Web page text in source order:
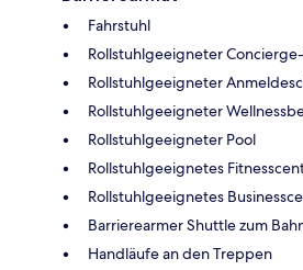
Fahrstuhl
Rollstuhlgeeigneter
Rollstuhlgeeigneter
Rollstuhlgeeigneter
Rollstuhlgeeigneter Pool
Rollstuhlgeeignetes
Rollstuhlgeeignetes
Barrierearmer Shuttle zum
Handläufe an den Treppen